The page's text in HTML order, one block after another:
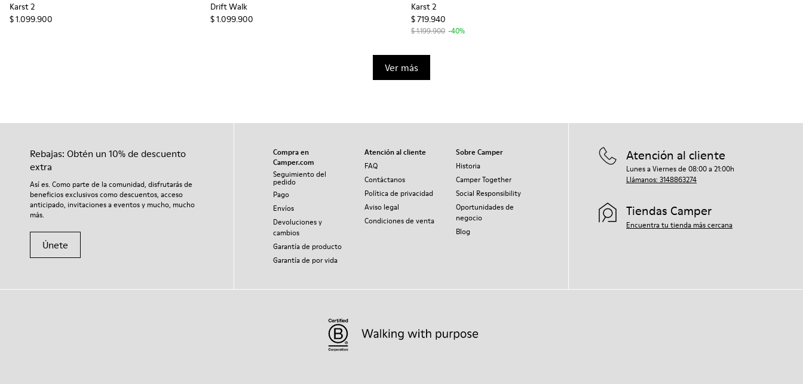
Karst 2
$ 1.099.900
Drift Walk
$ 1.099.900
Karst 2
$ 719.940
$ 1.199.900 -40%
Ver más
Rebajas: Obtén un 10% de descuento
extra
Así es. Como parte de la comunidad, disfrutarás de
beneficios exclusivos como descuentos, acceso
anticipado, invitaciones a eventos y mucho, mucho
más.
Únete
Compra en
Camper.com
Seguimiento del
pedido
Pago
Envíos
Devoluciones y
cambios
Garantía de producto
Garantía de por vida
Atención al cliente
FAQ
Contáctanos
Política de privacidad
Aviso legal
Condiciones de venta
Sobre Camper
Historia
Camper Together
Social Responsibility
Oportunidades de
negocio
Blog
Atención al cliente
Lunes a Viernes de 08:00 a 21:00h
Llámanos: 3148863274
Tiendas Camper
Encuentra tu tienda más cercana